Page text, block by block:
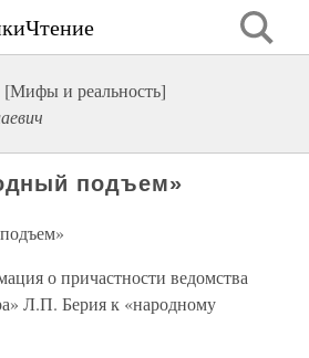
[Мифы и реальность]
подъем»
о причастности ведомства
Л.П. Берия к «народному